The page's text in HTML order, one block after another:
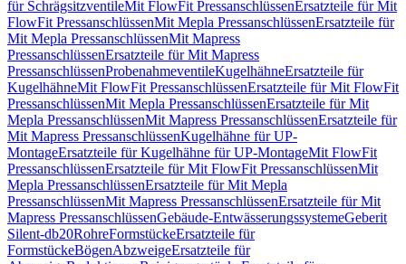
für SchrägsitzventileMit FlowFit PressanschlüssenErsatzteile für Mit
FlowFit PressanschlüssenMit Mepla PressanschlüssenErsatzteile für
Mit Mepla PressanschlüssenMit Mapress
PressanschlüssenErsatzteile für Mit Mapress
PressanschlüssenProbenahmeventileKugelhähneErsatzteile für
KugelhähneMit FlowFit PressanschlüssenErsatzteile für Mit FlowFit
PressanschlüssenMit Mepla PressanschlüssenErsatzteile für Mit
Mepla PressanschlüssenMit Mapress PressanschlüssenErsatzteile für
Mit Mapress PressanschlüssenKugelhähne für UP-
MontageErsatzteile für Kugelhähne für UP-MontageMit FlowFit
PressanschlüssenErsatzteile für Mit FlowFit PressanschlüssenMit
Mepla PressanschlüssenErsatzteile für Mit Mepla
PressanschlüssenMit Mapress PressanschlüssenErsatzteile für Mit
Mapress PressanschlüssenGebäude-EntwässerungssystemeGeberit
Silent-db20RohreFormstückeErsatzteile für
FormstückeBögenAbzweigeErsatzteile für